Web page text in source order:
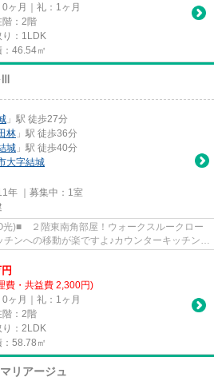
0ヶ月｜礼：1ヶ月
階：2階
り：1LDK
：46.54㎡
Ⅲ
」駅 徒歩27分
林 」駅 徒歩36分
城 」駅 徒歩40分
大字結城
年 ｜募集中： 1室
光)■ ２階東南角部屋！ウォークスルークロー
ンへの移動が楽ですよ♪カウンターキッチン・
円
費・共益費 2,300円)
0ヶ月｜礼：1ヶ月
階：2階
り：2LDK
：58.78㎡
リアージュ